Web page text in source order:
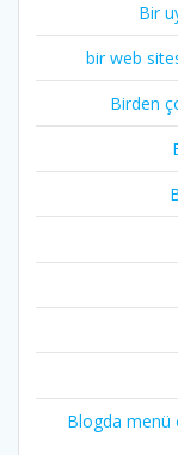
Bir
bir web
Birden
Blogda menü